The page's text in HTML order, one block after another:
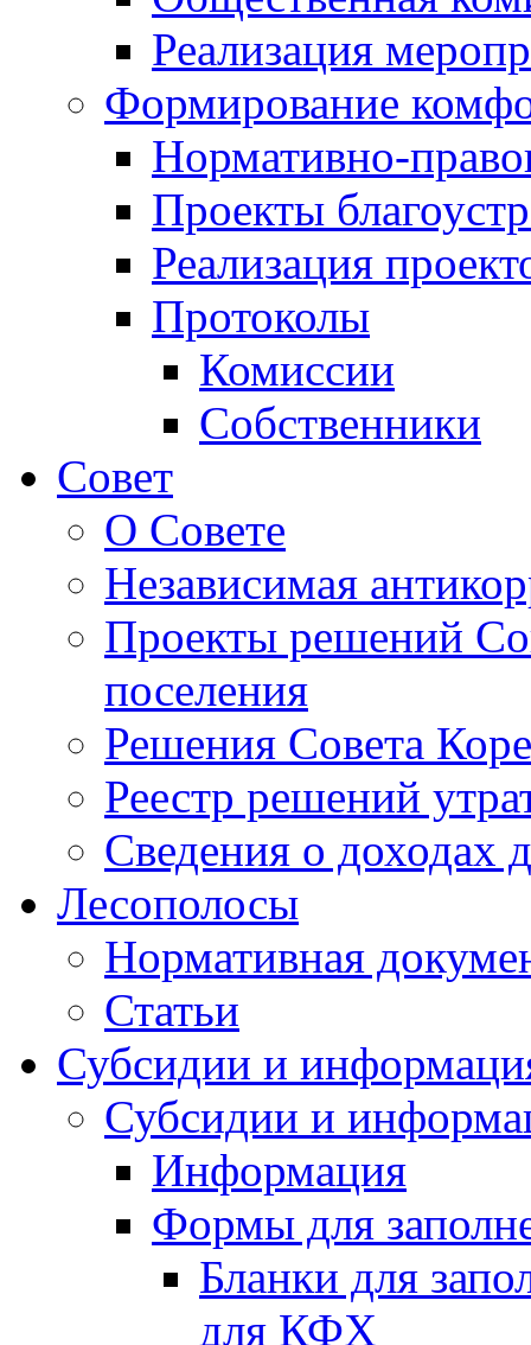
Реализация
Формирование
Нормативно-
Проекты
Реализация
Протоколы
Комиссии
Собственники
Совет
О Совете
Независимая
Проекты решений
поселения
Решения Совета
Реестр решений
Сведения о доходах
Лесополосы
Нормативная
Статьи
Субсидии и
Субсидии и
Информация
Формы для
Бланки для
для КФХ